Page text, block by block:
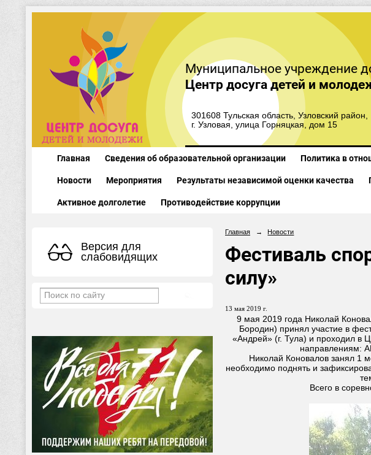
Муниципальное учреждение
Центр досуга детей и
301608 Тульская область, Узловский район,
г. Узловая, улица Горняцкая, дом 15
Главная Сведения об образовательной организации Политика в
Новости Мероприятия Результаты независимой оценки качества
Активное долголетие Противодействие коррупции
Версия для
слабовидящих
Главная → Новости
Фестиваль
силу»
13 мая 2019 г.
9 мая 2019 года Николай
Бородин) принял участие в
«Андрей» (г. Тула) и проходил
направлениям:
Николай Коновалов занял 1
необходимо поднять и
Всего в